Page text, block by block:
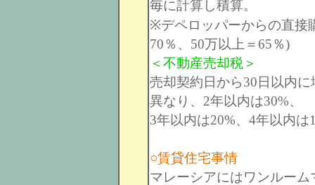
毎に計算し積算。
※デペロッパーからの直接
70％、50万以上＝65％)
＜不動産売却税＞
売却契約日から30日以内
異なり、2年以内は30%、
3年以内は20%、4年以内は
○賃貸住宅事情
マレーシアにはワンルー